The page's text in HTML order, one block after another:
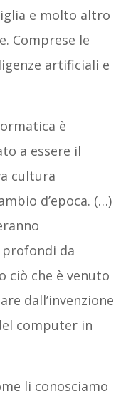
e molto altro
Comprese le
artificiali e
è
a essere il
cultura
d’epoca. (…)
da
ciò che è venuto
dall’invenzione
computer in
li conosciamo